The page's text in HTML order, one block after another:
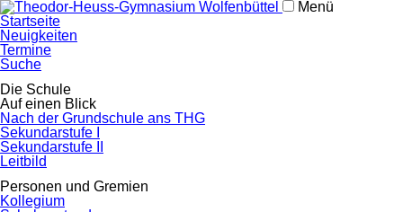
Menü
Navigation
überspringen
Startseite
Neuigkeiten
Termine
Suche
Navigation
überspringen
Die Schule
Auf einen Blick
Nach der Grundschule ans THG
Sekundarstufe I
Sekundarstufe II
Leitbild
Personen und Gremien
Kollegium